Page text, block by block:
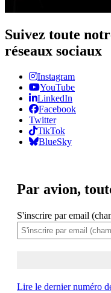
Suivez toute
réseaux sociaux
Instagram
YouTube
LinkedIn
Facebook
Twitter
TikTok
BlueSky
Par avion,
S'inscrire par email
Lire le dernier numéro